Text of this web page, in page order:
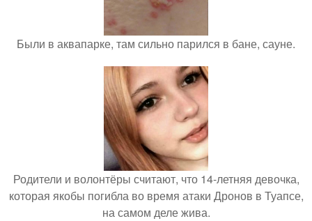
Были в аквапарке, там сильно парился в бане, сауне.
Родители и волонтёры считают, что 14-летняя девочка,
которая якобы погибла во время атаки Дронов в Туапсе,
на самом деле жива.